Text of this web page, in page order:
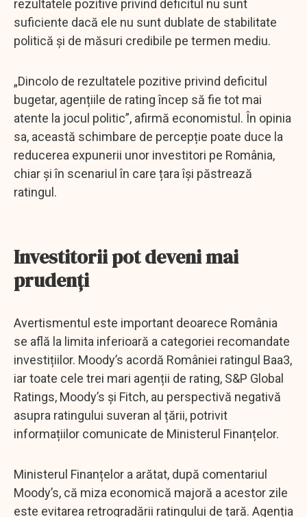
rezultatele pozitive privind deficitul nu sunt
suficiente dacă ele nu sunt dublate de stabilitate
politică și de măsuri credibile pe termen mediu.
„Dincolo de rezultatele pozitive privind deficitul
bugetar, agențiile de rating încep să fie tot mai
atente la jocul politic”, afirmă economistul. În opinia
sa, această schimbare de percepție poate duce la
reducerea expunerii unor investitori pe România,
chiar și în scenariul în care țara își păstrează
ratingul.
Investitorii pot deveni mai
prudenți
Avertismentul este important deoarece România
se află la limita inferioară a categoriei recomandate
investițiilor. Moody’s acordă României ratingul Baa3,
iar toate cele trei mari agenții de rating, S&P Global
Ratings, Moody’s și Fitch, au perspectivă negativă
asupra ratingului suveran al țării, potrivit
informațiilor comunicate de Ministerul Finanțelor.
Ministerul Finanțelor a arătat, după comentariul
Moody’s, că miza economică majoră a acestor zile
este evitarea retrogradării ratingului de țară. Agenția